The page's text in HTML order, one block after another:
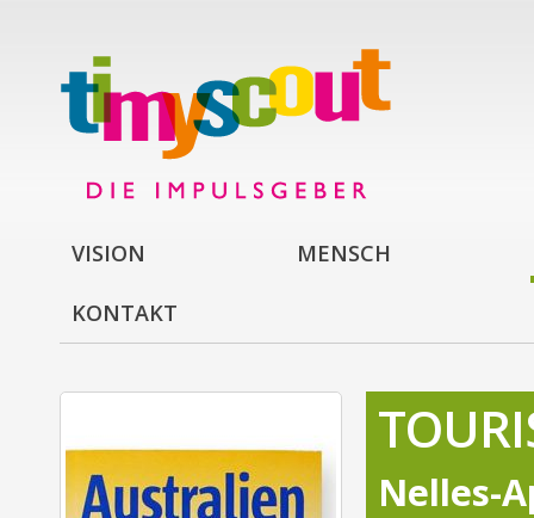
VISION MENSCH
KONTAKT
Nelles-